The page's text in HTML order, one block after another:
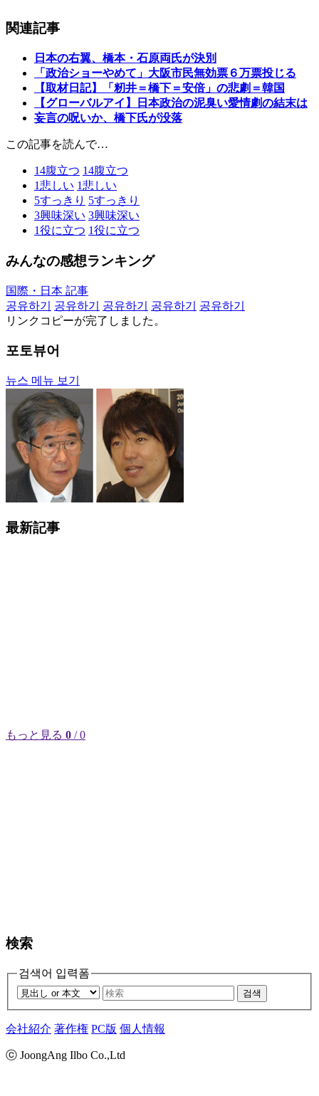
関連記事
日本の右翼、橋本・石原両氏が決別
「政治ショーやめて」大阪市民無効票６万票投じる
【取材日記】「籾井＝橋下＝安倍」の悲劇＝韓国
【グローバルアイ】日本政治の泥臭い愛情劇の結末は
妄言の呪いか、橋下氏が没落
この記事を読んで…
14腹立つ 14腹立つ
1悲しい 1悲しい
5すっきり 5すっきり
3興味深い 3興味深い
1役に立つ 1役に立つ
みんなの感想ランキング
国際・日本 記事
공유하기
공유하기 공유하기 공유하기
공유하기
リンクコピーが完了しました。
포토뷰어
뉴스 메뉴 보기
最新記事
もっと見る 0 / 0
検索
검색어 입력폼
검색
会社紹介 著作権 PC版 個人情報
ⓒ JoongAng Ilbo Co.,Ltd